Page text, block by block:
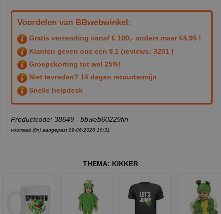
Voordelen van BBwebwinkel:
Gratis verzending vanaf € 100,- anders maar €4,95 !
Klanten geven ons een 9.1 (reviews: 3201 )
Groepskorting tot wel 25%!
Niet tevreden? 14 dagen retourtermijn
Snelle helpdesk
Productcode: 38649 - bbweb60229fin
voorraad (fin) aangepast 09-06-2026 10:31
THEMA: KIKKER